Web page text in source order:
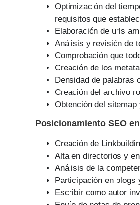
Optimización del
requisitos que
Elaboración de urls
Análisis y revisión de
Comprobación que
Creación de los
Densidad de palabras
Creación del archivo
Obtención del
Posicionamiento SEO
Creación de
Alta en directorios y
Análisis de la
Participación en blogs
Escribir como autor